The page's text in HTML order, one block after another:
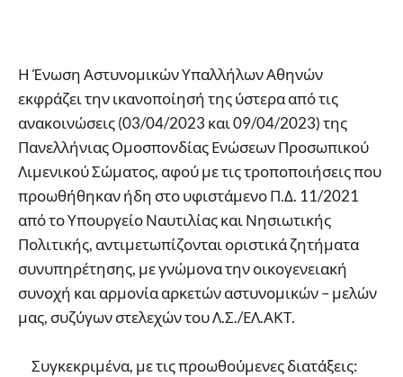
Η Ένωση Αστυνομικών Υπαλλήλων Αθηνών
εκφράζει την ικανοποίησή της ύστερα από τις
ανακοινώσεις (03/04/2023 και 09/04/2023) της
Πανελλήνιας Ομοσπονδίας Ενώσεων Προσωπικού
Λιμενικού Σώματος, αφού με τις τροποποιήσεις που
προωθήθηκαν ήδη στο υφιστάμενο Π.Δ. 11/2021
από το Υπουργείο Ναυτιλίας και Νησιωτικής
Πολιτικής, αντιμετωπίζονται οριστικά ζητήματα
συνυπηρέτησης, με γνώμονα την οικογενειακή
συνοχή και αρμονία αρκετών αστυνομικών – μελών
μας, συζύγων στελεχών του Λ.Σ./ΕΛ.ΑΚΤ.
Συγκεκριμένα, με τις προωθούμενες διατάξεις: